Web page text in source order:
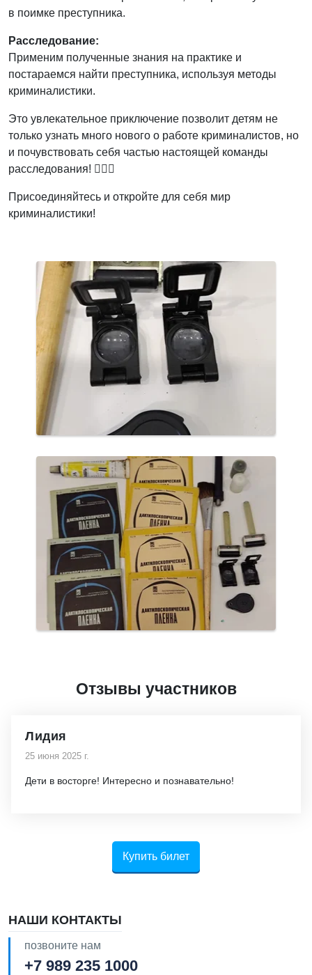
в поимке преступника.
Расследование:
Применим полученные знания на практике и
постараемся найти преступника, используя методы
криминалистики.
Это увлекательное приключение позволит детям не
только узнать много нового о работе криминалистов, но
и почувствовать себя частью настоящей команды
расследования! 🕵️‍♂️🔬
Присоединяйтесь и откройте для себя мир
криминалистики!
Отзывы участников
Лидия
25 июня 2025 г.
Дети в восторге! Интересно и познавательно!
Купить билет
НАШИ КОНТАКТЫ
позвоните нам
+7 989 235 1000